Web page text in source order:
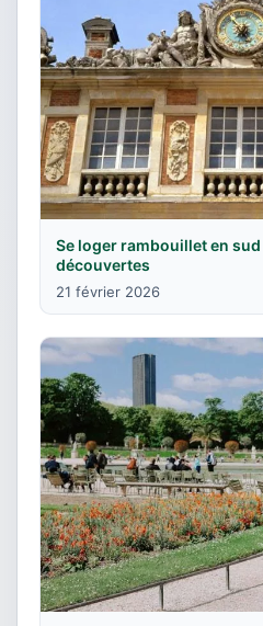
Se loger rambouillet en
découvertes
21 février 2026